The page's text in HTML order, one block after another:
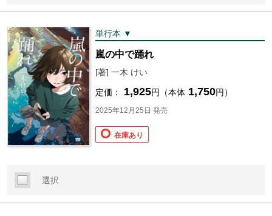
単行本 ▼
嵐の中で踊れ
[著] 一木 けい
定価： 1,925円（本体 1,750円）
2025年12月25日 発売
在庫あり
選択